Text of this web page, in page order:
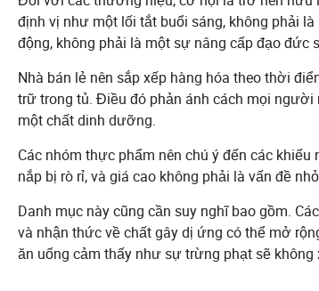
định vị như một lối tắt buổi sáng, không phải
động, không phải là một sự nâng cấp đạo đức
Nhà bán lẻ nên sắp xếp hàng hóa theo thời
trữ trong tủ. Điều đó phản ánh cách mọi
một chất dinh dưỡng.
Các nhóm thực phẩm nên chú ý đến các
nắp bị rò rỉ, và giá cao không phải là vấn đề
Danh mục này cũng cần suy nghĩ bao gồm.
và nhận thức về chất gây dị ứng có thể mở
ăn uống cảm thấy như sự trừng phạt sẽ